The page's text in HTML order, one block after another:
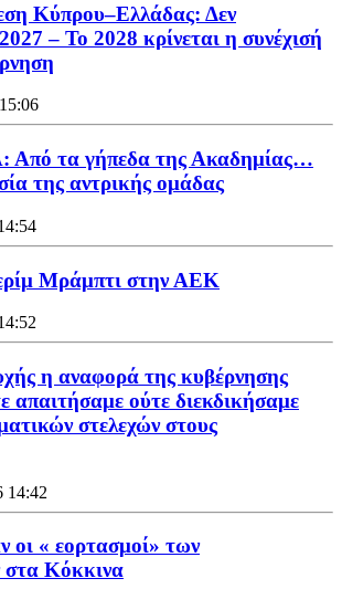
Κύπρου–Ελλάδας: Δεν
– Το 2028 κρίνεται η συνέχισή
τα γήπεδα της Ακαδημίας…
της αντρικής ομάδας
Μράμπτι στην ΑΕK
η αναφορά της κυβέρνησης
απαιτήσαμε ούτε διεκδικήσαμε
στελεχών στους
14:42
« εορτασμοί» των
στα Κόκκινα